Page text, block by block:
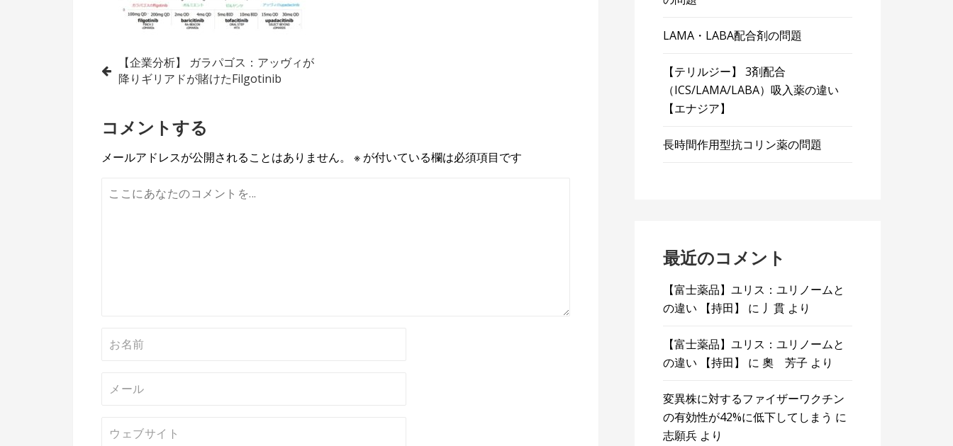
投
稿
ナ
ビ
ー
【企業分析】 ガラパゴス：アッヴィが
降りギリアドが賭けたFilgotinib
コメントする
メールアドレスが公開されることはありません。 ※ が付いている欄は必須項目です
LAMA・LABA配合剤の問題
【テリルジー】 3剤配合
（ICS/LAMA/LABA）吸入薬の違い
【エナジア】
長時間作用型抗コリン薬の問題
最近のコメント
【富士薬品】ユリス：ユリノームと
の違い 【持田】
に 丿貫 より
【富士薬品】ユリス：ユリノームと
の違い 【持田】
に奧 芳子 より
変異株に対するファイザーワクチン
の有効性が42%に低下してしまう に
志願兵 より